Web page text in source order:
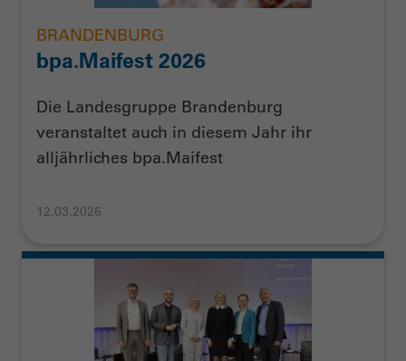
BRANDENBURG
bpa.Maifest 2026
Die Landesgruppe Brandenburg
veranstaltet auch in diesem Jahr ihr
alljährliches bpa.Maifest
12.03.2026